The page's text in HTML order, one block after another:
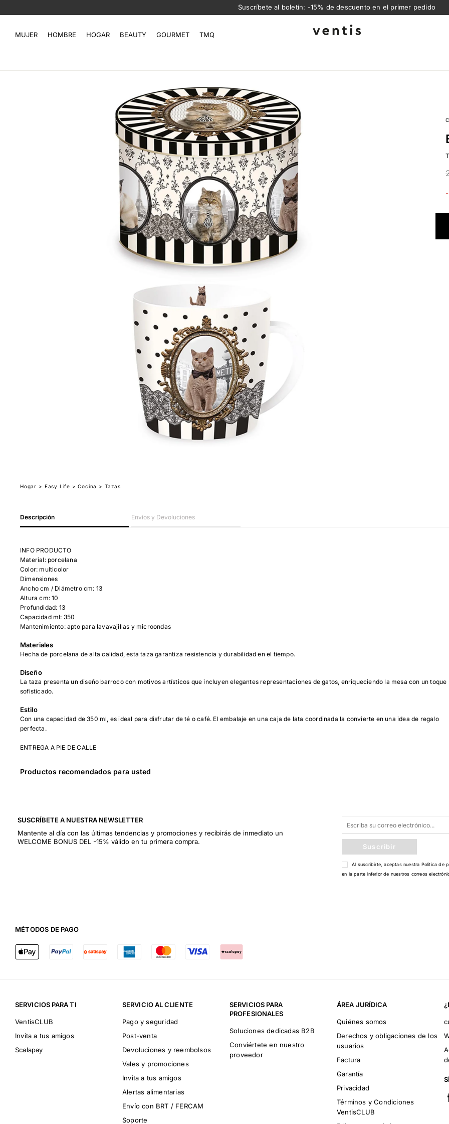
Suscríbete al boletín: -15% de descuento en el primer pedido
Ventis
MUJER HOMBRE HOGAR BEAUTY GOURMET TMQ
Hogar > Easy Life > Cocina > Tazas
Descripción Envíos y Devoluciones
INFO PRODUCTO
Material: porcelana
Color: multicolor
Dimensiones
Ancho cm / Diámetro cm: 13
Altura cm: 10
Profundidad: 13
Capacidad ml: 350
Mantenimiento: apto para lavavajillas y microondas
Materiales
Hecha de porcelana de alta calidad, esta taza garantiza resistencia y durabilidad en el tiempo.
Diseño
La taza presenta un diseño barroco con motivos artísticos que incluyen elegantes representaciones de gatos, enriqueciendo la mesa con un toque
sofisticado.
Estilo
Con una capacidad de 350 ml, es ideal para disfrutar de té o café. El embalaje en una caja de lata coordinada la convierte en una idea de regalo
perfecta.
ENTREGA A PIE DE CALLE
Productos recomendados para usted
SUSCRÍBETE A NUESTRA NEWSLETTER
Mantente al día con las últimas tendencias y promociones y recibirás de inmediato un
WELCOME BONUS DEL -15% válido en tu primera compra.
Suscribir
Al suscribirte, aceptas nuestra Política de
en la parte inferior de nuestros correos
MÉTODOS DE PAGO
SERVICIOS PARA TI
VentisCLUB
Invita a tus amigos
Scalapay
SERVICIO AL CLIENTE
Pago y seguridad
Post-venta
Devoluciones y reembolsos
Vales y promociones
Invita a tus amigos
Alertas alimentarias
Envío con BRT / FERCAM
Soporte
SERVICIOS PARA
PROFESIONALES
Soluciones dedicadas B2B
Conviértete en nuestro
proveedor
ÁREA JURÍDICA
Quiénes somos
Derechos y obligaciones de los
usuarios
Factura
Garantía
Privacidad
Términos y Condiciones
VentisCLUB